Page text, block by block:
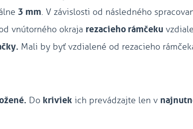
3 mm. V závislosti od následného
vnútorného okraja rezacieho rámčeku
Mali by byť vzdialené od rezacieho
Do kriviek ich prevádzajte len v